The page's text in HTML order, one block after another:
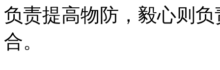
负责提高物防，毅心则
合。